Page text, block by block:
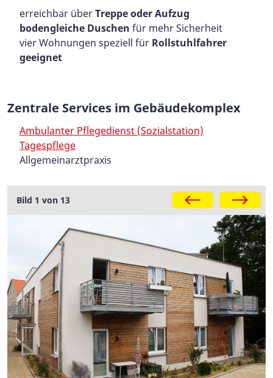
erreichbar überTreppe oder Aufzug
bodengleiche Duschen für mehr Sicherheit
vier Wohnungen speziell für Rollstuhlfahrer
geeignet
Zentrale Services im Gebäudekomplex
Ambulanter Pflegedienst (Sozialstation)
Tagespflege
Allgemeinarztpraxis
Galerie
Bild 1 von 13